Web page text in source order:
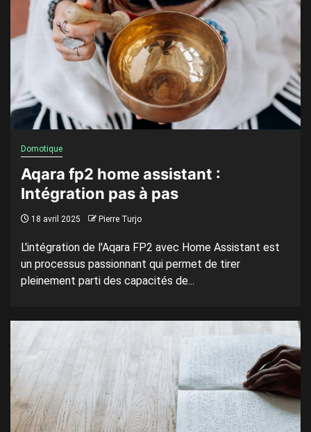
Domotique
Aqara fp2 home assistant :
Intégration pas à pas
18 avril 2025 Pierre Turjo
L'intégration de l'Aqara FP2 avec Home Assistant est
un processus passionnant qui permet de tirer
pleinement parti des capacités de...